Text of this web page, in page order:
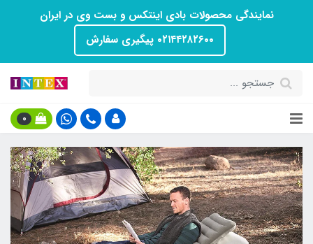
نمایندگی محصولات بادی اینتکس و بست وی در ایران
۰۲۱۴۴۲۸۲۶۰۰ پیگیری سفارش
0